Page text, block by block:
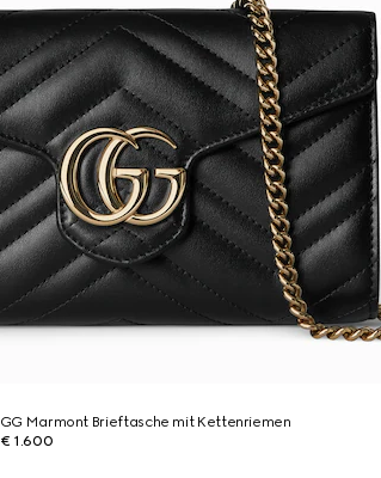
GG Marmont Brieftasche mit Kettenriemen
€ 1.600